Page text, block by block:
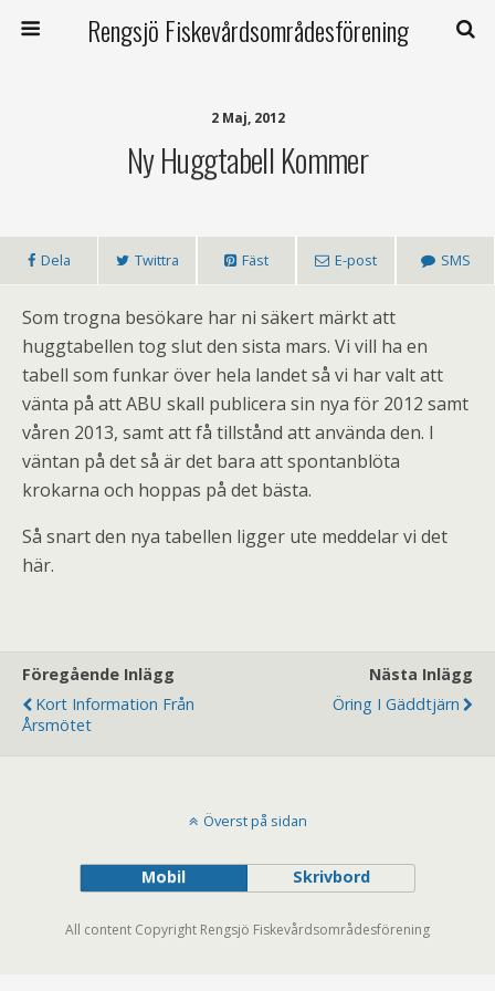
Rengsjö Fiskevårdsområdesförening
2 Maj, 2012
Ny Huggtabell Kommer
Dela Twittra Fäst E-post SMS
Som trogna besökare har ni säkert märkt att
huggtabellen tog slut den sista mars. Vi vill ha en
tabell som funkar över hela landet så vi har valt att
vänta på att ABU skall publicera sin nya för 2012 samt
våren 2013, samt att få tillstånd att använda den. I
väntan på det så är det bara att spontanblöta
krokarna och hoppas på det bästa.
Så snart den nya tabellen ligger ute meddelar vi det
här.
Föregående Inlägg
Kort Information Från
Årsmötet
Nästa Inlägg
Öring I Gäddtjärn
Överst på sidan
Mobil Skrivbord
All content Copyright Rengsjö Fiskevårdsområdesförening